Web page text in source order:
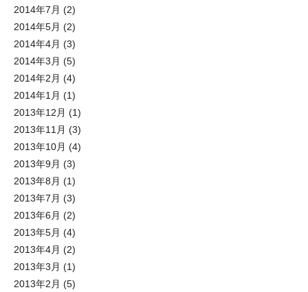
2014年7月 (2)
2014年5月 (2)
2014年4月 (3)
2014年3月 (5)
2014年2月 (4)
2014年1月 (1)
2013年12月 (1)
2013年11月 (3)
2013年10月 (4)
2013年9月 (3)
2013年8月 (1)
2013年7月 (3)
2013年6月 (2)
2013年5月 (4)
2013年4月 (2)
2013年3月 (1)
2013年2月 (5)